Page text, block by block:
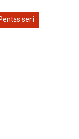
Pentas seni